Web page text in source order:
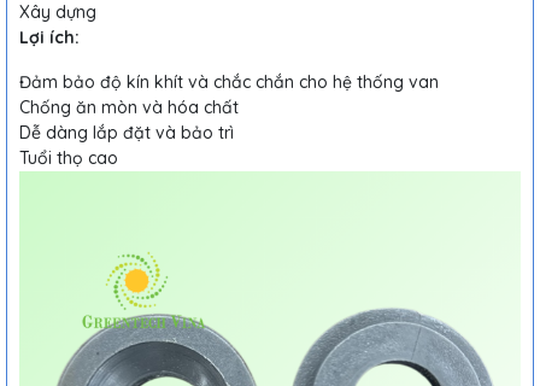
Xây dựng
Lợi ích:
Đảm bảo độ kín khít và chắc chắn cho hệ thống van
Chống ăn mòn và hóa chất
Dễ dàng lắp đặt và bảo trì
Tuổi thọ cao